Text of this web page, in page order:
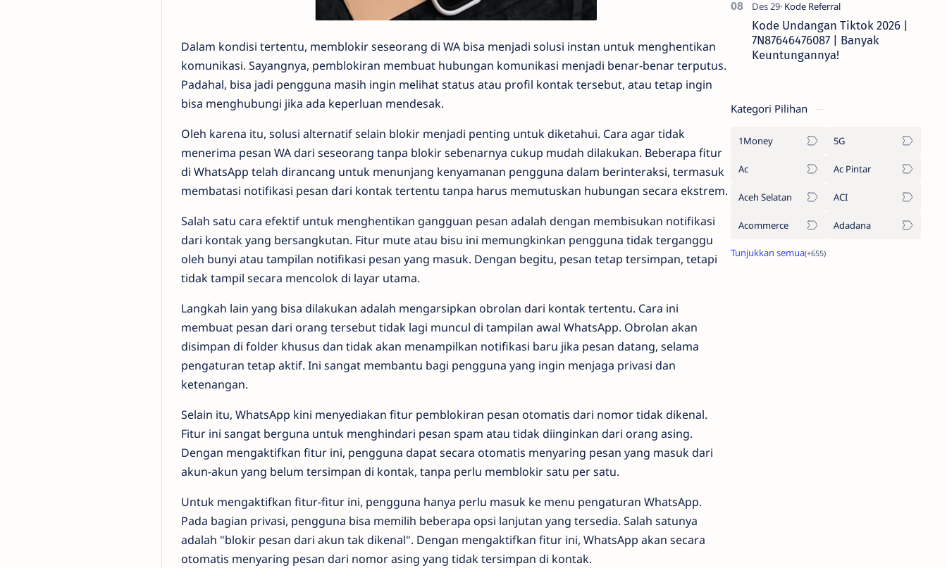
Dalam kondisi tertentu, memblokir seseorang di WA bisa menjadi solusi instan untuk menghentikan
komunikasi. Sayangnya, pemblokiran membuat hubungan komunikasi menjadi benar-benar terputus.
Padahal, bisa jadi pengguna masih ingin melihat status atau profil kontak tersebut, atau tetap ingin
bisa menghubungi jika ada keperluan mendesak.
Oleh karena itu, solusi alternatif selain blokir menjadi penting untuk diketahui. Cara agar tidak
menerima pesan WA dari seseorang tanpa blokir sebenarnya cukup mudah dilakukan. Beberapa fitur
di WhatsApp telah dirancang untuk menunjang kenyamanan pengguna dalam berinteraksi, termasuk
membatasi notifikasi pesan dari kontak tertentu tanpa harus memutuskan hubungan secara ekstrem.
Salah satu cara efektif untuk menghentikan gangguan pesan adalah dengan membisukan notifikasi
dari kontak yang bersangkutan. Fitur mute atau bisu ini memungkinkan pengguna tidak terganggu
oleh bunyi atau tampilan notifikasi pesan yang masuk. Dengan begitu, pesan tetap tersimpan, tetapi
tidak tampil secara mencolok di layar utama.
Langkah lain yang bisa dilakukan adalah mengarsipkan obrolan dari kontak tertentu. Cara ini
membuat pesan dari orang tersebut tidak lagi muncul di tampilan awal WhatsApp. Obrolan akan
disimpan di folder khusus dan tidak akan menampilkan notifikasi baru jika pesan datang, selama
pengaturan tetap aktif. Ini sangat membantu bagi pengguna yang ingin menjaga privasi dan
ketenangan.
Selain itu, WhatsApp kini menyediakan fitur pemblokiran pesan otomatis dari nomor tidak dikenal.
Fitur ini sangat berguna untuk menghindari pesan spam atau tidak diinginkan dari orang asing.
Dengan mengaktifkan fitur ini, pengguna dapat secara otomatis menyaring pesan yang masuk dari
akun-akun yang belum tersimpan di kontak, tanpa perlu memblokir satu per satu.
Untuk mengaktifkan fitur-fitur ini, pengguna hanya perlu masuk ke menu pengaturan WhatsApp.
Pada bagian privasi, pengguna bisa memilih beberapa opsi lanjutan yang tersedia. Salah satunya
adalah "blokir pesan dari akun tak dikenal". Dengan mengaktifkan fitur ini, WhatsApp akan secara
otomatis menyaring pesan dari nomor asing yang tidak tersimpan di kontak.
Kode Undangan Tiktok 2026 |
7N87646476087 | Banyak
Keuntungannya!
Kategori Pilihan
1Money 5G
Ac Ac Pintar
Aceh Selatan ACI
Acommerce Adadana